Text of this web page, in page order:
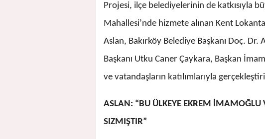
Projesi, ilçe belediyelerinin de katkısıyla
Mahallesi’nde hizmete alınan Kent
Aslan, Bakırköy Belediye Başkanı Doç. Dr.
Başkanı Utku Caner Çaykara, Başkan
ve vatandaşların katılımlarıyla
ASLAN: “BU ÜLKEYE EKREM
SIZMIŞTIR”